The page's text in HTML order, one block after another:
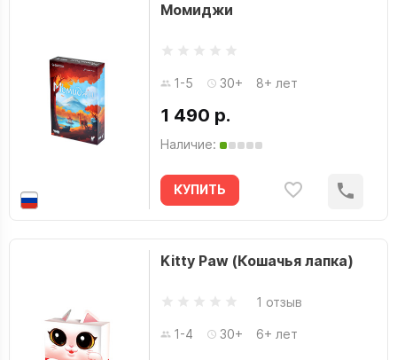
Момиджи
1-5 30+ 8+ лет
1 490 р.
Наличие:
КУПИТЬ
Kitty Paw (Кошачья лапка)
1 отзыв
1-4 30+ 6+ лет